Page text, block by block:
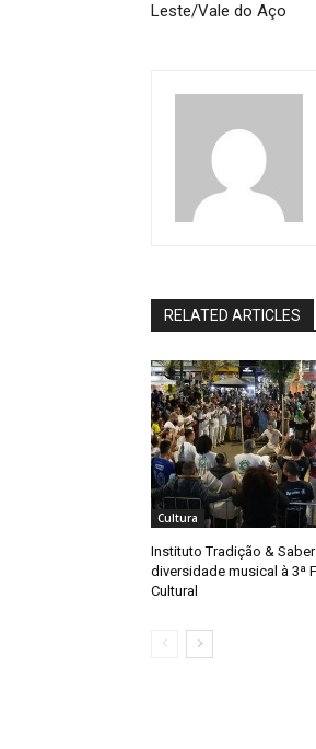
Leste/Vale do Aço
RELATED ARTICLES
Cultura
Instituto Tradição &
diversidade musical à 3ª
Cultural